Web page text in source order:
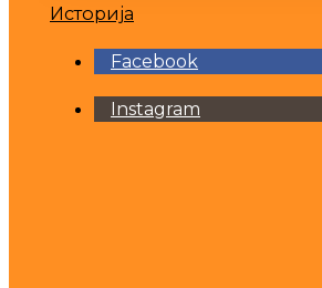
Историја
Facebook
Instagram